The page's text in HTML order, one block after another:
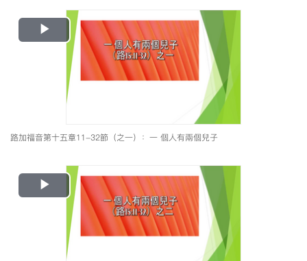
Play
Video
路加福音第十五章11-32節（之一）：一 個人有兩個兒子
Play
Video